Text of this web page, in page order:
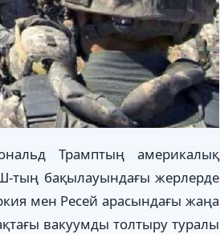
Трамп­тың америкалық
тың бақылауындағы жерлерде
мен Ресей арасындағы жаңа
вакуумды толтыру туралы